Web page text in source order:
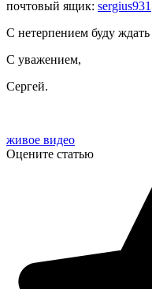
почтовый ящик:
С нетерпением буду
С уважением,
Сергей.
живое видео
Оцените статью